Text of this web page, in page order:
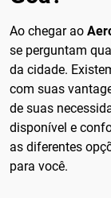
Ao chegar ao
se perguntam
da cidade.
com suas
de suas
disponível e
as diferentes
para você.